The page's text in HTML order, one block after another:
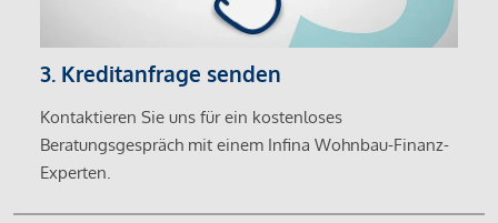
3. Kreditanfrage senden
Kontaktieren Sie uns für ein kostenloses
Beratungsgespräch mit einem Infina Wohnbau-Finanz-
Experten.